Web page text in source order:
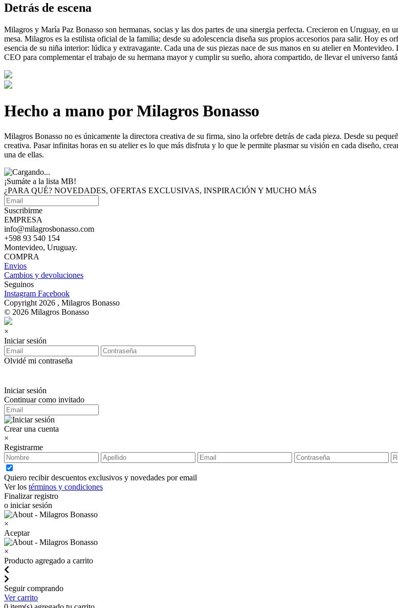
Detrás de escena
Milagros y María Paz Bonasso son hermanas, socias y las dos partes de una sinergia perfecta. Crecieron en Uruguay, en
mesa. Milagros es la estilista oficial de la familia; desde su adolescencia diseña sus propios accesorios para salir. Hoy es
esencia de su niña interior: lúdica y extravagante. Cada una de sus piezas nace de sus manos en su atelier en
CEO para complementar el trabajo de su hermana mayor y cumplir su sueño, ahora compartido, de llevar el universo
Hecho a mano por Milagros Bonasso
Milagros Bonasso no es únicamente la directora creativa de su firma, sino la orfebre detrás de cada pieza. Desde su
creativa. Pasar infinitas horas en su atelier es lo que más disfruta y lo que le permite plasmar su visión en cada diseño,
una de ellas.
¡Sumáte a la lista MB!
¿PARA QUÉ? NOVEDADES, OFERTAS EXCLUSIVAS, INSPIRACIÓN Y MUCHO MÁS
Suscribirme
EMPRESA
info@milagrosbonasso.com
+598 93 540 154
Montevideo, Uruguay.
COMPRA
Envios
Cambios y devoluciones
Seguinos
Instagram Facebook
Copyright 2026 , Milagros Bonasso
© 2026 Milagros Bonasso
×
Iniciar sesión
Olvidé mi contraseña
Iniciar sesión
Continuar como invitado
Crear una cuenta
×
Registrarme
Quiero recibir descuentos exclusivos y novedades por email
Ver los términos y condiciones
Finalizar registro
o iniciar sesión
×
Aceptar
×
Producto agregado a carrito
Seguir comprando
Ver carrito